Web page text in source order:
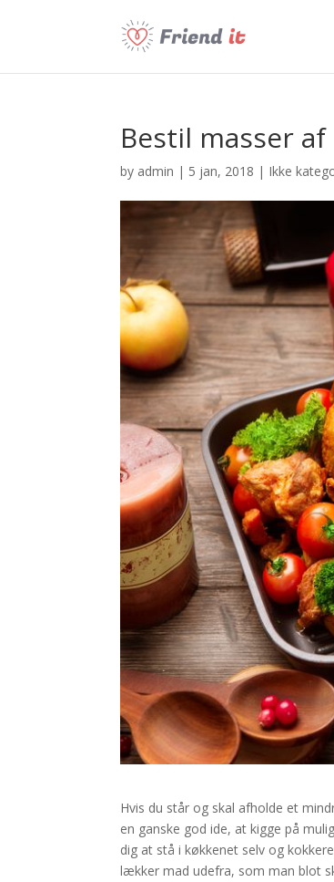
Bestil masser
by admin | 5 jan, 2018 | Ikke
Hvis du står og skal afholde et
en ganske god ide, at kigge på
dig at stå i køkkenet selv og
lækker mad udefra, som man blot